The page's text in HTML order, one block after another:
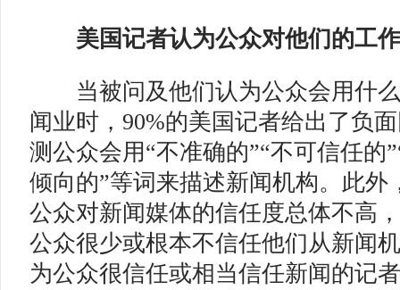
美国记者认为公众对他们的工
当被问及他们认为公众会用什么
闻业时，90%的美国记者给出了负
测公众会用“不准确的”“不可信任的
倾向的”等词来描述新闻机构。此外
公众对新闻媒体的信任度总体不高
公众很少或根本不信任他们从新闻
为公众很信任或相当信任新闻的记